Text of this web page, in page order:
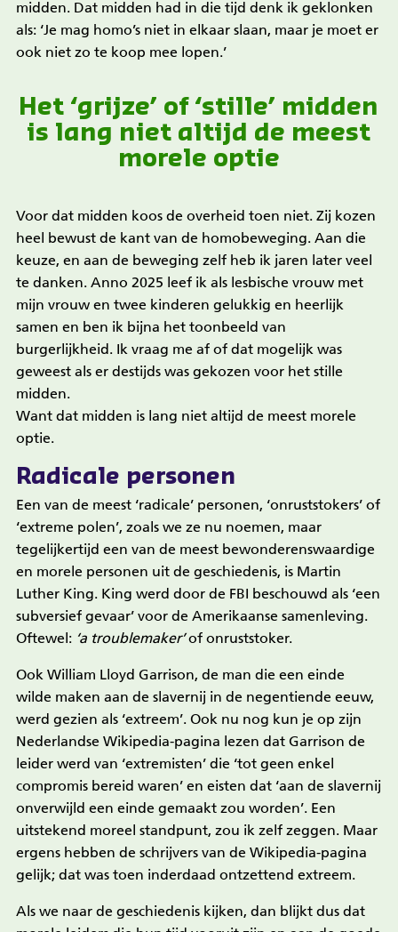
midden. Dat midden had in die tijd denk ik geklonken
als: ‘Je mag homo’s niet in elkaar slaan, maar je moet er
ook niet zo te koop mee lopen.’
Het ‘grijze’ of ‘stille’ midden
is lang niet altijd de meest
morele optie
Voor dat midden koos de overheid toen niet. Zij kozen
heel bewust de kant van de homobeweging. Aan die
keuze, en aan de beweging zelf heb ik jaren later veel
te danken. Anno 2025 leef ik als lesbische vrouw met
mijn vrouw en twee kinderen gelukkig en heerlijk
samen en ben ik bijna het toonbeeld van
burgerlijkheid. Ik vraag me af of dat mogelijk was
geweest als er destijds was gekozen voor het stille
midden.
Want dat midden is lang niet altijd de meest morele
optie.
Radicale personen
Een van de meest ‘radicale’ personen, ‘onruststokers’ of
‘extreme polen’, zoals we ze nu noemen, maar
tegelijkertijd een van de meest bewonderenswaardige
en morele personen uit de geschiedenis, is Martin
Luther King. King werd door de FBI beschouwd als ‘een
subversief gevaar’ voor de Amerikaanse samenleving.
Oftewel: ‘a troublemaker’of onruststoker.
Ook William Lloyd Garrison, de man die een einde
wilde maken aan de slavernij in de negentiende eeuw,
werd gezien als ‘extreem’. Ook nu nog kun je op zijn
Nederlandse Wikipedia-pagina lezen dat Garrison de
leider werd van ‘extremisten’ die ‘tot geen enkel
compromis bereid waren’ en eisten dat ‘aan de slavernij
onverwijld een einde gemaakt zou worden’. Een
uitstekend moreel standpunt, zou ik zelf zeggen. Maar
ergens hebben de schrijvers van de Wikipedia-pagina
gelijk; dat was toen inderdaad ontzettend extreem.
Als we naar de geschiedenis kijken, dan blijkt dus dat